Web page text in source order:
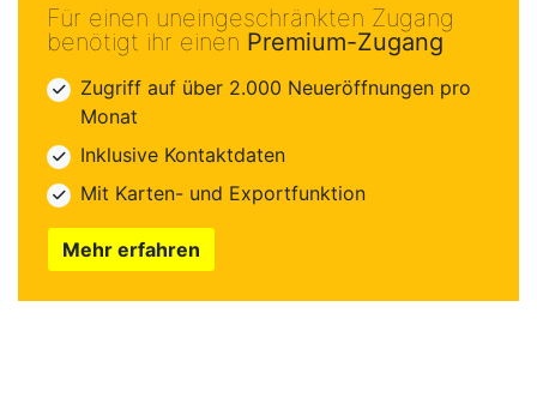
Für einen uneingeschränkten Zugang
benötigt ihr einen Premium-Zugang
Zugriff auf über 2.000 Neueröffnungen pro
Monat
Inklusive Kontaktdaten
Mit Karten- und Exportfunktion
Mehr erfahren